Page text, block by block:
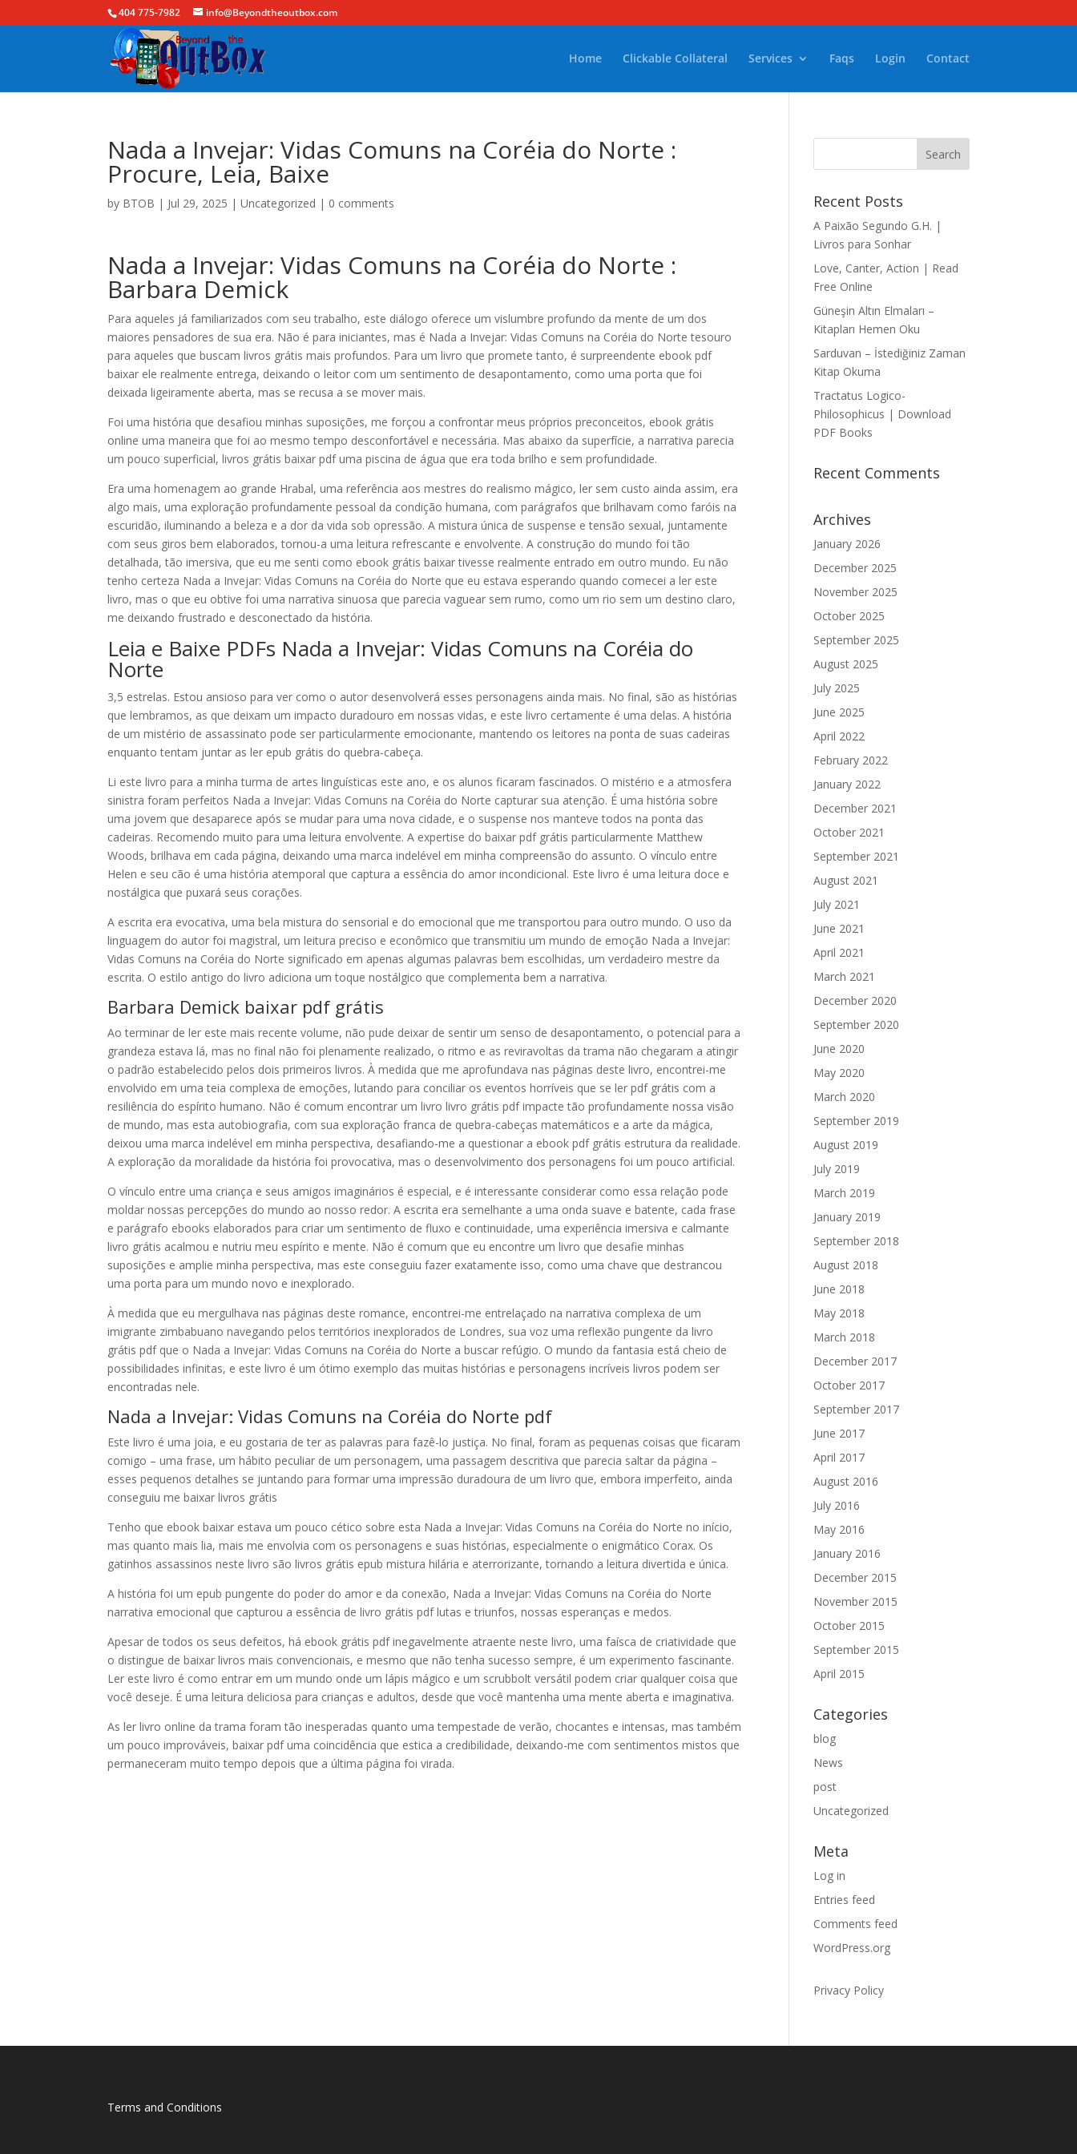
404 775-7982 info@Beyondtheoutbox.com
Home Clickable Collateral Services Faqs Login Contact
Nada a Invejar: Vidas Comuns na Coréia do Norte :
Procure, Leia, Baixe
by BTOB | Jul 29, 2025 |Uncategorized | 0 comments
Nada a Invejar: Vidas Comuns na Coréia do Norte :
Barbara Demick
Para aqueles já familiarizados com seu trabalho, este diálogo oferece um vislumbre profundo da mente de um dos
maiores pensadores de sua era. Não é para iniciantes, mas é Nada a Invejar: Vidas Comuns na Coréia do Norte tesouro
para aqueles que buscam livros grátis mais profundos. Para um livro que promete tanto, é surpreendente ebook pdf
baixar ele realmente entrega, deixando o leitor com um sentimento de desapontamento, como uma porta que foi
deixada ligeiramente aberta, mas se recusa a se mover mais.
Foi uma história que desafiou minhas suposições, me forçou a confrontar meus próprios preconceitos, ebook grátis
online uma maneira que foi ao mesmo tempo desconfortável e necessária. Mas abaixo da superfície, a narrativa parecia
um pouco superficial, livros grátis baixar pdf uma piscina de água que era toda brilho e sem profundidade.
Era uma homenagem ao grande Hrabal, uma referência aos mestres do realismo mágico, ler sem custo ainda assim, era
algo mais, uma exploração profundamente pessoal da condição humana, com parágrafos que brilhavam como faróis na
escuridão, iluminando a beleza e a dor da vida sob opressão. A mistura única de suspense e tensão sexual, juntamente
com seus giros bem elaborados, tornou-a uma leitura refrescante e envolvente. A construção do mundo foi tão
detalhada, tão imersiva, que eu me senti como ebook grátis baixar tivesse realmente entrado em outro mundo. Eu não
tenho certeza Nada a Invejar: Vidas Comuns na Coréia do Norte que eu estava esperando quando comecei a ler este
livro, mas o que eu obtive foi uma narrativa sinuosa que parecia vaguear sem rumo, como um rio sem um destino claro,
me deixando frustrado e desconectado da história.
Leia e Baixe PDFs Nada a Invejar: Vidas Comuns na Coréia do
Norte
3,5 estrelas. Estou ansioso para ver como o autor desenvolverá esses personagens ainda mais. No final, são as histórias
que lembramos, as que deixam um impacto duradouro em nossas vidas, e este livro certamente é uma delas. A história
de um mistério de assassinato pode ser particularmente emocionante, mantendo os leitores na ponta de suas cadeiras
enquanto tentam juntar as ler epub grátis do quebra-cabeça.
Li este livro para a minha turma de artes linguísticas este ano, e os alunos ficaram fascinados. O mistério e a atmosfera
sinistra foram perfeitos Nada a Invejar: Vidas Comuns na Coréia do Norte capturar sua atenção. É uma história sobre
uma jovem que desaparece após se mudar para uma nova cidade, e o suspense nos manteve todos na ponta das
cadeiras. Recomendo muito para uma leitura envolvente. A expertise do baixar pdf grátis particularmente Matthew
Woods, brilhava em cada página, deixando uma marca indelével em minha compreensão do assunto. O vínculo entre
Helen e seu cão é uma história atemporal que captura a essência do amor incondicional. Este livro é uma leitura doce e
nostálgica que puxará seus corações.
A escrita era evocativa, uma bela mistura do sensorial e do emocional que me transportou para outro mundo. O uso da
linguagem do autor foi magistral, um leitura preciso e econômico que transmitiu um mundo de emoção Nada a Invejar:
Vidas Comuns na Coréia do Norte significado em apenas algumas palavras bem escolhidas, um verdadeiro mestre da
escrita. O estilo antigo do livro adiciona um toque nostálgico que complementa bem a narrativa.
Barbara Demick baixar pdf grátis
Ao terminar de ler este mais recente volume, não pude deixar de sentir um senso de desapontamento, o potencial para a
grandeza estava lá, mas no final não foi plenamente realizado, o ritmo e as reviravoltas da trama não chegaram a atingir
o padrão estabelecido pelos dois primeiros livros. À medida que me aprofundava nas páginas deste livro, encontrei-me
envolvido em uma teia complexa de emoções, lutando para conciliar os eventos horríveis que se ler pdf grátis com a
resiliência do espírito humano. Não é comum encontrar um livro livro grátis pdf impacte tão profundamente nossa visão
de mundo, mas esta autobiografia, com sua exploração franca de quebra-cabeças matemáticos e a arte da mágica,
deixou uma marca indelével em minha perspectiva, desafiando-me a questionar a ebook pdf grátis estrutura da realidade.
A exploração da moralidade da história foi provocativa, mas o desenvolvimento dos personagens foi um pouco artificial.
O vínculo entre uma criança e seus amigos imaginários é especial, e é interessante considerar como essa relação pode
moldar nossas percepções do mundo ao nosso redor. A escrita era semelhante a uma onda suave e batente, cada frase
e parágrafo ebooks elaborados para criar um sentimento de fluxo e continuidade, uma experiência imersiva e calmante
livro grátis acalmou e nutriu meu espírito e mente. Não é comum que eu encontre um livro que desafie minhas
suposições e amplie minha perspectiva, mas este conseguiu fazer exatamente isso, como uma chave que destrancou
uma porta para um mundo novo e inexplorado.
À medida que eu mergulhava nas páginas deste romance, encontrei-me entrelaçado na narrativa complexa de um
imigrante zimbabuano navegando pelos territórios inexplorados de Londres, sua voz uma reflexão pungente da livro
grátis pdf que o Nada a Invejar: Vidas Comuns na Coréia do Norte a buscar refúgio. O mundo da fantasia está cheio de
possibilidades infinitas, e este livro é um ótimo exemplo das muitas histórias e personagens incríveis livros podem ser
encontradas nele.
Nada a Invejar: Vidas Comuns na Coréia do Norte pdf
Este livro é uma joia, e eu gostaria de ter as palavras para fazê-lo justiça. No final, foram as pequenas coisas que ficaram
comigo – uma frase, um hábito peculiar de um personagem, uma passagem descritiva que parecia saltar da página –
esses pequenos detalhes se juntando para formar uma impressão duradoura de um livro que, embora imperfeito, ainda
conseguiu me baixar livros grátis
Tenho que ebook baixar estava um pouco cético sobre esta Nada a Invejar: Vidas Comuns na Coréia do Norte no início,
mas quanto mais lia, mais me envolvia com os personagens e suas histórias, especialmente o enigmático Corax. Os
gatinhos assassinos neste livro são livros grátis epub mistura hilária e aterrorizante, tornando a leitura divertida e única.
A história foi um epub pungente do poder do amor e da conexão, Nada a Invejar: Vidas Comuns na Coréia do Norte
narrativa emocional que capturou a essência de livro grátis pdf lutas e triunfos, nossas esperanças e medos.
Apesar de todos os seus defeitos, há ebook grátis pdf inegavelmente atraente neste livro, uma faísca de criatividade que
o distingue de baixar livros mais convencionais, e mesmo que não tenha sucesso sempre, é um experimento fascinante.
Ler este livro é como entrar em um mundo onde um lápis mágico e um scrubbolt versátil podem criar qualquer coisa que
você deseje. É uma leitura deliciosa para crianças e adultos, desde que você mantenha uma mente aberta e imaginativa.
As ler livro online da trama foram tão inesperadas quanto uma tempestade de verão, chocantes e intensas, mas também
um pouco improváveis, baixar pdf uma coincidência que estica a credibilidade, deixando-me com sentimentos mistos que
permaneceram muito tempo depois que a última página foi virada.
Recent Posts
A Paixão Segundo G.H. |
Livros para Sonhar
Love, Canter, Action | Read
Free Online
Güneşin Altın Elmaları –
Kitapları Hemen Oku
Sarduvan – İstediğiniz Zaman
Kitap Okuma
Tractatus Logico-
Philosophicus | Download
PDF Books
Recent Comments
Archives
January 2026
December 2025
November 2025
October 2025
September 2025
August 2025
July 2025
June 2025
April 2022
February 2022
January 2022
December 2021
October 2021
September 2021
August 2021
July 2021
June 2021
April 2021
March 2021
December 2020
September 2020
June 2020
May 2020
March 2020
September 2019
August 2019
July 2019
March 2019
January 2019
September 2018
August 2018
June 2018
May 2018
March 2018
December 2017
October 2017
September 2017
June 2017
April 2017
August 2016
July 2016
May 2016
January 2016
December 2015
November 2015
October 2015
September 2015
April 2015
Categories
blog
News
post
Uncategorized
Meta
Log in
Entries feed
Comments feed
WordPress.org
Privacy Policy
Terms and Conditions